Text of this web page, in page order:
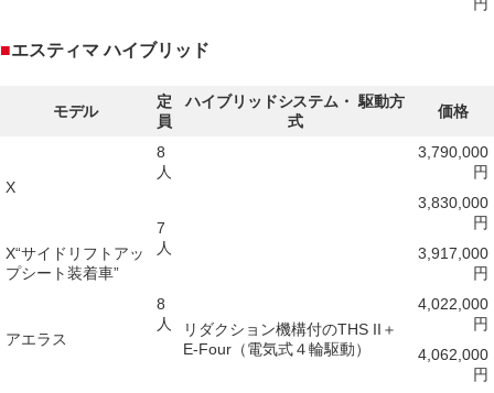
■エスティマ ハイブリッド
モデル
定
員
ハイブリッドシステム・ 駆動方
式
価格
X
8
人
リダクション機構付のTHS II＋
E-Four（電気式４輪駆動）
3,790,000
円
7
人
3,830,000
円
X“サイドリフトアッ
プシート装着車”
3,917,000
円
アエラス
8
人
4,022,000
円
4,062,000
円